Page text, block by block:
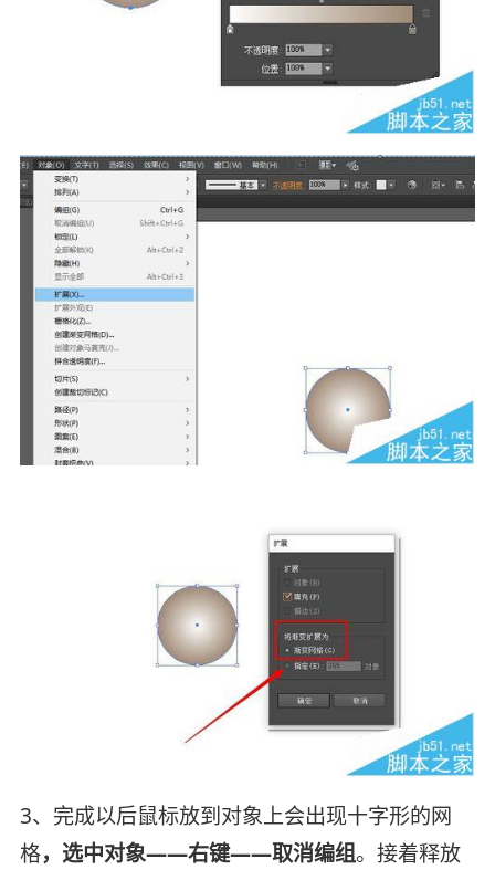
3、完成以后鼠标放到对象上会出现十字形的网
格，选中对象——右键——取消编组。接着释放